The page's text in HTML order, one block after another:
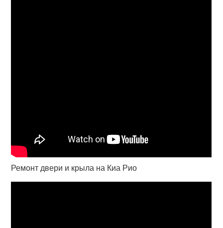
Ремонт двери и крыла на Киа Рио